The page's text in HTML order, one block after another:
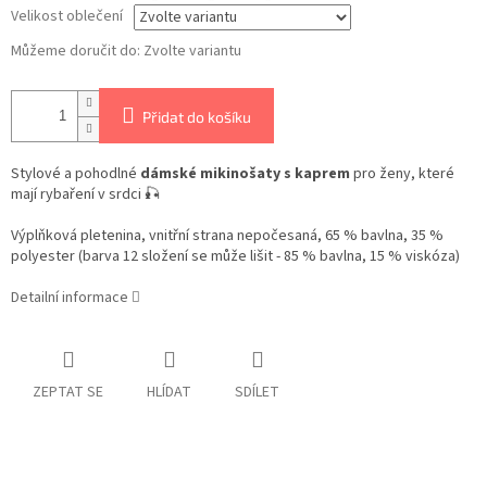
Velikost oblečení
Můžeme doručit do: Zvolte variantu
Přidat do košíku
Stylové a pohodlné dámské mikinošaty s kaprem pro ženy, které
mají rybaření v srdci 🎣
Výplňková pletenina, vnitřní strana nepočesaná, 65 % bavlna, 35 %
polyester (barva 12 složení se může lišit - 85 % bavlna, 15 % viskóza)
Detailní informace
ZEPTAT SE HLÍDAT SDÍLET